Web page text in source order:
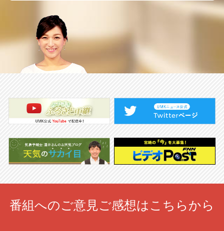
番組へのご意見ご感想はこちらから